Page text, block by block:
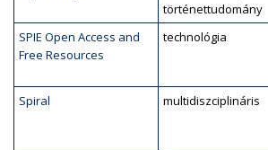
történettudomány
SPIE Open Access and
Free Resources
technológia
Spiral multidiszciplináris